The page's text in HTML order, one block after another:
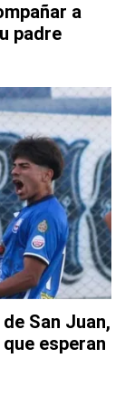
a
padre
San Juan,
esperan